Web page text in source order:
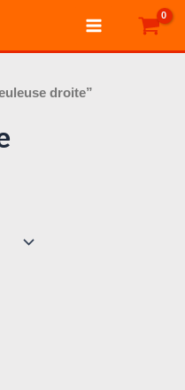
Main
Menu
droite”